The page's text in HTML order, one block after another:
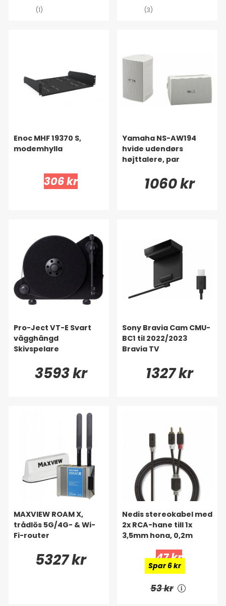
(1) (3)
Enoc MHF 19370 S,
modemhylla
306 kr
Yamaha NS-AW194
hvide udendørs
højttalere, par
1060 kr
Pro-Ject VT-E Svart
vägghängd
Skivspelare
3593 kr
Sony Bravia Cam CMU-
BC1 til 2022/2023
Bravia TV
1327 kr
MAXVIEW ROAM X,
trådlös 5G/4G- & Wi-
Fi-router
5327 kr
Nedis stereokabel med
2x RCA-hane till 1x
3,5mm hona, 0,2m
47 kr
Spar 6 kr
53 kr